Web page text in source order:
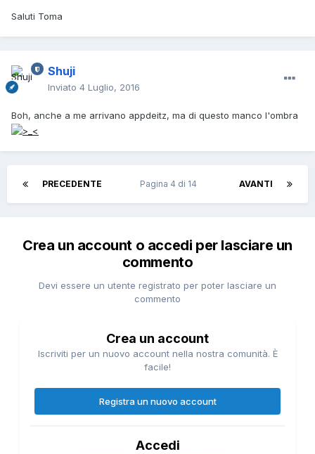
Saluti Toma
Shuji
Inviato 4 Luglio, 2016
Boh, anche a me arrivano appdeitz, ma di questo manco l'ombra
PRECEDENTE AVANTI
Pagina 4 di 14
Crea un account o accedi per lasciare un
commento
Devi essere un utente registrato per poter lasciare un
commento
Crea un account
Iscriviti per un nuovo account nella nostra comunità. È
facile!
Registra un nuovo account
Accedi